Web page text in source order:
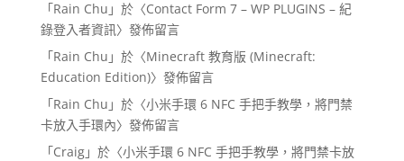
「Rain Chu 」於〈Contact Form 7 – WP PLUGINS – 紀
錄登入者資訊〉發佈留言
「Rain Chu 」於〈Minecraft 教育版 (Minecraft:
Education Edition)〉發佈留言
「Rain Chu 」於〈小米手環 6 NFC 手把手教學，將門禁
卡放入手環內〉發佈留言
「Craig」於〈小米手環 6 NFC 手把手教學，將門禁卡放